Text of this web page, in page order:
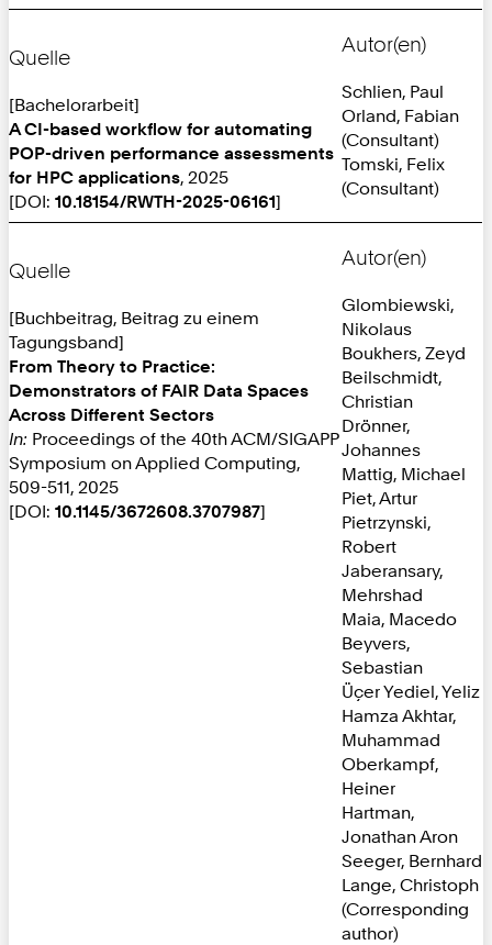
Quelle
[Bachelorarbeit]
A CI-based workflow for automating
POP-driven performance assessments
for HPC applications, 2025
[DOI: 10.18154/RWTH-2025-06161]
Autor(en)
Schlien, Paul
Orland, Fabian
(Consultant)
Tomski, Felix
(Consultant)
Quelle
[Buchbeitrag, Beitrag zu einem
Tagungsband]
From Theory to Practice:
Demonstrators of FAIR Data Spaces
Across Different Sectors
In: Proceedings of the 40th ACM/SIGAPP
Symposium on Applied Computing,
509-511, 2025
[DOI: 10.1145/3672608.3707987]
Autor(en)
Glombiewski,
Nikolaus
Boukhers, Zeyd
Beilschmidt,
Christian
Drönner,
Johannes
Mattig, Michael
Piet, Artur
Pietrzynski,
Robert
Jaberansary,
Mehrshad
Maia, Macedo
Beyvers,
Sebastian
Üçer Yediel, Yeliz
Hamza Akhtar,
Muhammad
Oberkampf,
Heiner
Hartman,
Jonathan Aron
Seeger, Bernhard
Lange, Christoph
(Corresponding
author)